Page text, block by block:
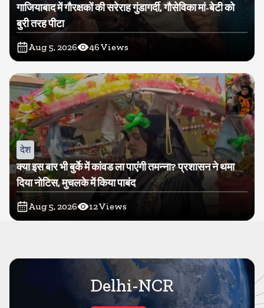
गाजियाबाद में गौरक्षकों की सरेराह गुंडागर्दी, गौसेविका मां-बेटी को
बुरी तरह पीटा
Aug 5, 2026 46Views
देश
क्या इस बार भी बुर्के में कांवड ला पाएंगी तमन्ना? प्रशासन ने थमा
दिया नोटिस, मुचलके में किया पाबंद
Aug 5, 2026 12Views
Delhi-NCR